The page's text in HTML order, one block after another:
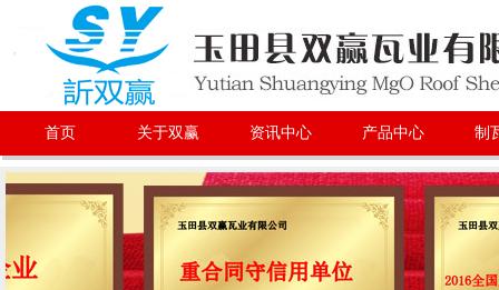
首页 关于双赢 资讯中心 产品中心 制